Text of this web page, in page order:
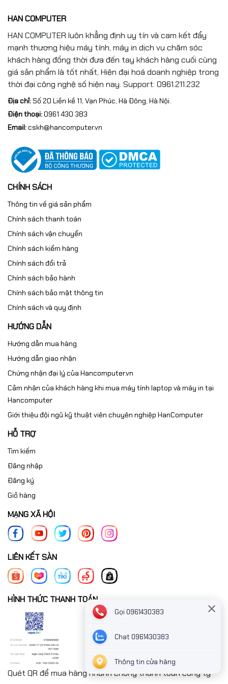
Kích thước 35.4 x 26.4 x 2.26 ~ 3.04 cm
Trọng lượng 2,5 Kg
Màu sắc Gray
Chất liệu Vỏ nhôm
HAN COMPUTER
HAN COMPUTER luôn khẳng định uy tín và cam kết đẩy
mạnh thương hiệu máy tính, máy in dịch vụ chăm sóc
khách hàng đồng thời đưa đến tay khách hàng cuối cùng
giá sản phẩm là tốt nhất, Hiện đại hoá doanh nghiệp trong
thời đại công nghệ số hiện nay. Support: 0961.211.232
Địa chỉ:Số 20 Liền kề 11, Vạn Phúc, Hà Đông, Hà Nội.
Điện thoại:0961 430 383
Email:cskh@hancomputer.vn
CHÍNH SÁCH
Thông tin về giá sản phẩm
Chính sách thanh toán
Chính sách vận chuyển
Chính sách kiểm hàng
Chính sách đổi trả
Chính sách bảo hành
Chính sách bảo mật thông tin
Chính sách và quy định
HƯỚNG DẪN
Hướng dẫn mua hàng
Hướng dẫn giao nhận
Chứng nhận đại lý của Hancomputer.vn
Cảm nhận của khách hàng khi mua máy tính laptop và máy in tại
Hancomputer
Giới thiệu đội ngũ kỹ thuật viên chuyên nghiệp HanComputer
HỖ TRỢ
Tìm kiếm
Đăng nhập
Đăng ký
Giỏ hàng
MẠNG XÃ HỘI
LIÊN KẾT SÀN
HÌNH THỨC THANH TOÁN
Quét QR để mua hàng nhanh chóng thanh toán công ty
Gọi 0961430383
Chat 0961430383
Thông tin cửa hàng